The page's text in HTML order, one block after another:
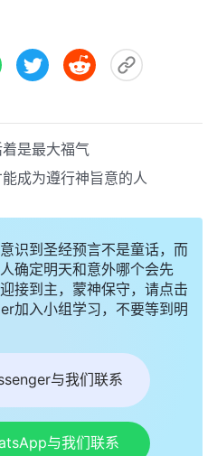
是最大福气
成为遵行神旨意的人
识到圣经预言不是童话，而
确定明天和意外哪个会先
接到主，蒙神保守，请点击
加入小组学习，不要等到明
与我们联系
与我们联系